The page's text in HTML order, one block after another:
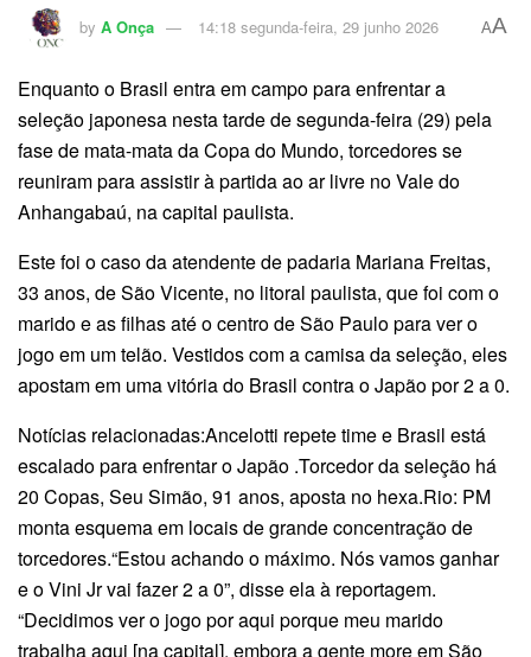
by A Onça 14:18 segunda-feira, 29 junho 2026 AA
Enquanto o Brasil entra em campo para enfrentar a
seleção japonesa nesta tarde de segunda-feira (29) pela
fase de mata-mata da Copa do Mundo, torcedores se
reuniram para assistir à partida ao ar livre no Vale do
Anhangabaú, na capital paulista.
Este foi o caso da atendente de padaria Mariana Freitas,
33 anos, de São Vicente, no litoral paulista, que foi com o
marido e as filhas até o centro de São Paulo para ver o
jogo em um telão. Vestidos com a camisa da seleção, eles
apostam em uma vitória do Brasil contra o Japão por 2 a 0.
Notícias relacionadas:Ancelotti repete time e Brasil está
escalado para enfrentar o Japão .Torcedor da seleção há
20 Copas, Seu Simão, 91 anos, aposta no hexa.Rio: PM
monta esquema em locais de grande concentração de
torcedores.“Estou achando o máximo. Nós vamos ganhar
e o Vini Jr vai fazer 2 a 0”, disse ela à reportagem.
“Decidimos ver o jogo por aqui porque meu marido
trabalha aqui [na capital], embora a gente more em São